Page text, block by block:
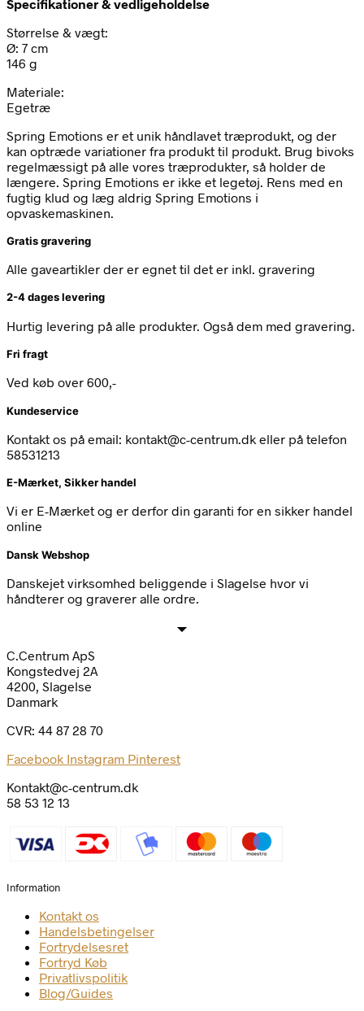
Specifikationer & vedligeholdelse
Størrelse & vægt:
Ø: 7 cm
146 g
Materiale:
Egetræ
Spring Emotions er et unik håndlavet træprodukt, og der
kan optræde variationer fra produkt til produkt. Brug bivoks
regelmæssigt på alle vores træprodukter, så holder de
længere. Spring Emotions er ikke et legetøj. Rens med en
fugtig klud og læg aldrig Spring Emotions i
opvaskemaskinen.
Gratis gravering
Alle gaveartikler der er egnet til det er inkl. gravering
2-4 dages levering
Hurtig levering på alle produkter. Også dem med gravering.
Fri fragt
Ved køb over 600,-
Kundeservice
Kontakt os på email: kontakt@c-centrum.dk eller på telefon
58531213
E-Mærket, Sikker handel
Vi er E-Mærket og er derfor din garanti for en sikker handel
online
Dansk Webshop
Danskejet virksomhed beliggende i Slagelse hvor vi
håndterer og graverer alle ordre.
C.Centrum ApS
Kongstedvej 2A
4200, Slagelse
Danmark
CVR: 44 87 28 70
Facebook Instagram Pinterest
Kontakt@c-centrum.dk
58 53 12 13
Information
Kontakt os
Handelsbetingelser
Fortrydelsesret
Fortryd Køb
Privatlivspolitik
Blog/Guides